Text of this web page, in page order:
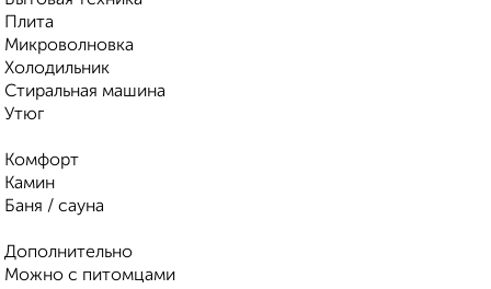
Плита
Микроволновка
Холодильник
Стиральная машина
Утюг
Комфорт
Камин
Баня / сауна
Дополнительно
Можно с питомцами